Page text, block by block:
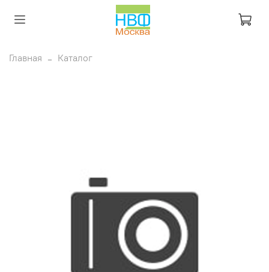
Главная Каталог